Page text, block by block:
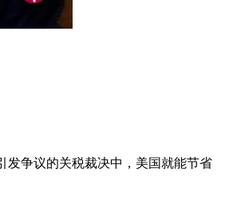
发争议的关税裁决中，美国就能节省